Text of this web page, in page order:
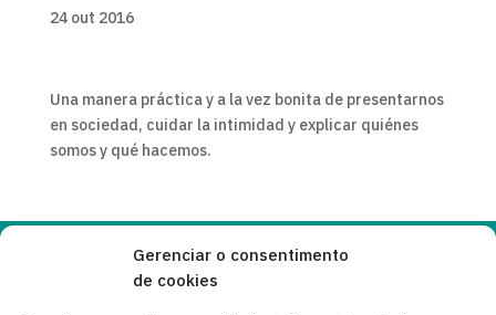
Gerenciar o consentimento
de cookies
24 out 2016
Una manera práctica y a la vez bonita de presentarnos
en sociedad, cuidar la intimidad y explicar quiénes
somos y qué hacemos.
Copyleft 2025Itaka-Escolapios